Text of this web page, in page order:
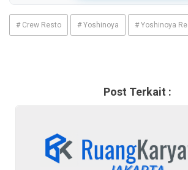
# Crew Resto # Yoshinoya # Yoshinoya
Post Terkait :